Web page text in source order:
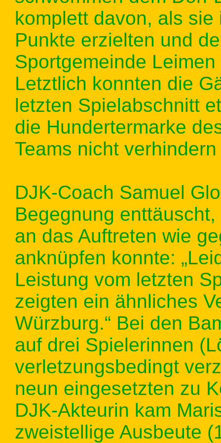
komplett davon, als
Punkte erzielten und
Sportgemeinde
Letztlich konnten die
letzten Spielabschnitt
die Hundertermarke
Teams nicht
DJK-Coach Samuel
Begegnung
an das Auftreten wie
anknüpfen konnte:
Leistung vom letzten
zeigten ein ähnliches
Würzburg.“ Bei den
auf drei Spielerinnen
verletzungsbedingt
neun eingesetzten zu
DJK-Akteurin kam
zweistellige Ausbeute